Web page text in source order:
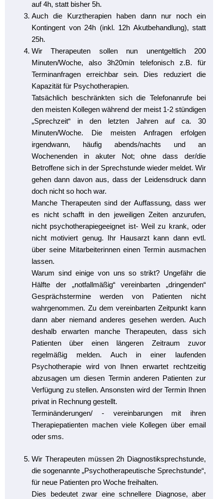
auf 4h, statt bisher 5h.
Auch die Kurztherapien haben dann nur noch ein
Kontingent von 24h (inkl. 12h Akutbehandlung), statt
25h.
Wir Therapeuten sollen nun unentgeltlich 200
Minuten/Woche, also 3h20min telefonisch z.B. für
Terminanfragen erreichbar sein. Dies reduziert die
Kapazität für Psychotherapien.
Tatsächlich beschränkten sich die Telefonanrufe bei
den meisten Kollegen während der meist 1-2 stündigen
„Sprechzeit“ in den letzten Jahren auf ca. 30
Minuten/Woche. Die meisten Anfragen erfolgen
irgendwann, häufig abends/nachts und an
Wochenenden in akuter Not; ohne dass der/die
Betroffene sich in der Sprechstunde wieder meldet. Wir
gehen dann davon aus, dass der Leidensdruck dann
doch nicht so hoch war.
Manche Therapeuten sind der Auffassung, dass wer
es nicht schafft in den jeweiligen Zeiten anzurufen,
nicht psychotherapiegeeignet ist- Weil zu krank, oder
nicht motiviert genug. Ihr Hausarzt kann dann evtl.
über seine Mitarbeiterinnen einen Termin ausmachen
lassen.
Warum sind einige von uns so strikt? Ungefähr die
Hälfte der „notfallmäßig“ vereinbarten „dringenden“
Gesprächstermine werden von Patienten nicht
wahrgenommen. Zu dem vereinbarten Zeitpunkt kann
dann aber niemand anderes gesehen werden. Auch
deshalb erwarten manche Therapeuten, dass sich
Patienten über einen längeren Zeitraum zuvor
regelmäßig melden. Auch in einer laufenden
Psychotherapie wird von Ihnen erwartet rechtzeitig
abzusagen um diesen Termin anderen Patienten zur
Verfügung zu stellen. Ansonsten wird der Termin Ihnen
privat in Rechnung gestellt.
Terminänderungen/ - vereinbarungen mit ihren
Therapiepatienten machen viele Kollegen über email
oder sms.
Wir Therapeuten müssen 2h Diagnostiksprechstunde,
die sogenannte „Psychotherapeutische Sprechstunde“,
für neue Patienten pro Woche freihalten.
Dies bedeutet zwar eine schnellere Diagnose, aber